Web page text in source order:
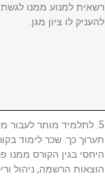
רשאית למנוע ממנו
להעניק לו ציון מגן.
5. לתלמיד מותר לעבור
תערוך כך: שכר לימוד
הוצאות הרשמה, ניהול